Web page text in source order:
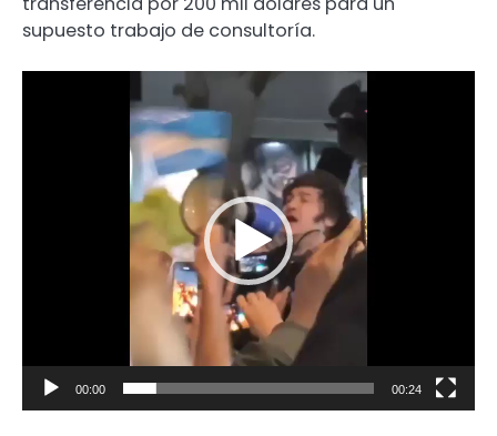
supuesto trabajo de consultoría.
Reproductor
video
00:00 00:24